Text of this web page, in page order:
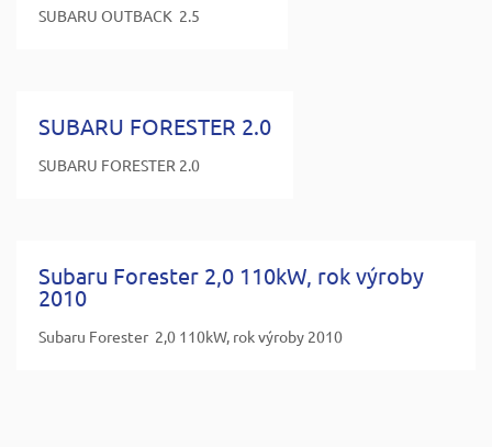
SUBARU OUTBACK 2.5
SUBARU FORESTER 2.0
SUBARU FORESTER 2.0
Subaru Forester 2,0 110kW, rok výroby
2010
Subaru Forester 2,0 110kW, rok výroby 2010